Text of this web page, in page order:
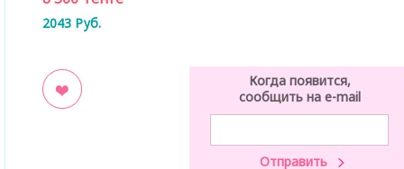
2043 Руб.
Когда появится,
сообщить на e-mail